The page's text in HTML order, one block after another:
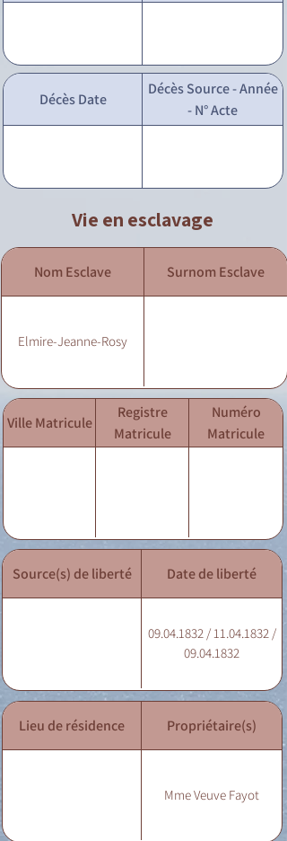
Décès Date
Décès Source - Année
- N° Acte
Vie en esclavage
Nom Esclave Surnom Esclave
Elmire-Jeanne-Rosy
Ville Matricule
Registre
Matricule
Numéro
Matricule
Source(s) de liberté Date de liberté
09.04.1832 / 11.04.1832 /
09.04.1832
Lieu de résidence Propriétaire(s)
Mme Veuve Fayot